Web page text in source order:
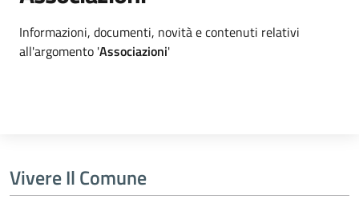
Dettagli argomento
Informazioni, documenti, novità e contenuti relativi
all'argomento 'Associazioni'
Vivere Il Comune